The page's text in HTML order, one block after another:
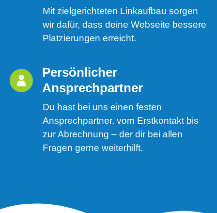
Mit zielgerichteten Linkaufbau sorgen
wir dafür, dass deine Webseite bessere
Platzierungen erreicht.
Persönlicher
Ansprechpartner
Du hast bei uns einen festen
Ansprechpartner, vom Erstkontakt bis
zur Abrechnung – der dir bei allen
Fragen gerne weiterhilft.